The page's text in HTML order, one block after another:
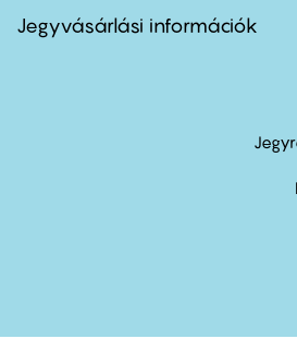
second
Jegyvásárlási információk